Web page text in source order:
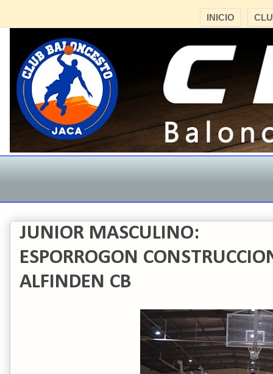
INICIO
JUNIOR MASCULINO:
ESPORROGON
ALFINDEN CB